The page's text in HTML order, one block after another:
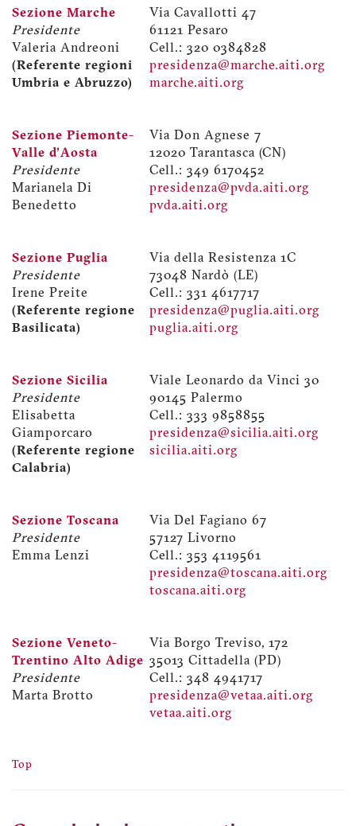
Sezione Marche
Presidente
Valeria Andreoni
(Referente regioni
Umbria e Abruzzo)
Via Cavallotti 47
61121 Pesaro
Cell.: 320 0384828
presidenza@marche.aiti.org
marche.aiti.org
Sezione Piemonte-
Valle d'Aosta
Presidente
Marianela Di
Benedetto
Via Don Agnese 7
12020 Tarantasca (CN)
Cell.: 349 6170452
presidenza@pvda.aiti.org
pvda.aiti.org
Sezione Puglia
Presidente
Irene Preite
(Referente regione
Basilicata)
Via della Resistenza 1C
73048 Nardò (LE)
Cell.: 331 4617717
presidenza@puglia.aiti.org
puglia.aiti.org
Sezione Sicilia
Presidente
Elisabetta
Giamporcaro
(Referente regione
Calabria)
Viale Leonardo da Vinci 30
90145 Palermo
Cell.: 333 9858855
presidenza@sicilia.aiti.org
sicilia.aiti.org
Sezione Toscana
Presidente
Emma Lenzi
Via Del Fagiano 67
57127 Livorno
Cell.: 353 4119561
presidenza@toscana.aiti.org
toscana.aiti.org
Sezione Veneto-
Trentino Alto Adige
Presidente
Marta Brotto
Via Borgo Treviso, 172
35013 Cittadella (PD)
Cell.: 348 4941717
presidenza@vetaa.aiti.org
vetaa.aiti.org
Top